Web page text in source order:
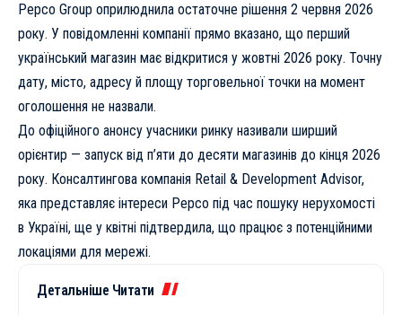
Pepco Group оприлюднила остаточне рішення 2 червня 2026
року. У повідомленні компанії прямо вказано, що перший
український магазин має відкритися у жовтні 2026 року. Точну
дату, місто, адресу й площу торговельної точки на момент
оголошення не назвали.
До офіційного анонсу учасники ринку називали ширший
орієнтир — запуск від п’яти до десяти магазинів до кінця 2026
року. Консалтингова компанія Retail & Development Advisor,
яка представляє інтереси Pepco під час пошуку нерухомості
в Україні, ще у квітні підтвердила, що працює з потенційними
локаціями для мережі.
Детальніше Читати